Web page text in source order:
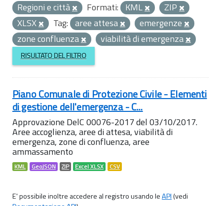
Regioni e città
Formati: KML
ZIP
XLSX
Tag: aree attesa
emergenze
zone confluenza
viabilità di emergenza
RISULTATO DEL FILTRO
Piano Comunale di Protezione Civile - Elementi
di gestione dell'emergenza - C...
Approvazione DelC 00076-2017 del 03/10/2017.
Aree accoglienza, aree di attesa, viabilità di
emergenza, zone di confluenza, aree
ammassamento
KML GeoJSON ZIP Excel XLSX CSV
E' possibile inoltre accedere al registro usando leAPI(vedi